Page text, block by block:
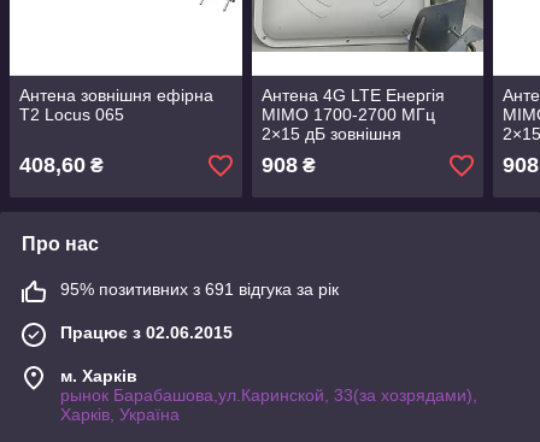
Антена зовнішня ефірна
Т2 Locus 065
408,60 ₴
Антена 4G LTE Енергія
MIMO 1700-2700 МГц
2×15 дБ зовнішня
панельна,бела
908₴ 908
Про нас
95% позитивних з 691 відгука за рік
Працює з 02.06.2015
м. Харків
рынок Барабашова,ул.Каринской, 33(за хозрядами),
Харків, Україна